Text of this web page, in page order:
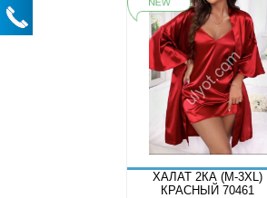
ХАЛАТ 2КА (M-3XL)
КРАСНЫЙ 70461